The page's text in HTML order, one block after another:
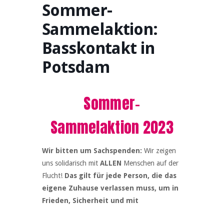
Sommer-
Sammelaktion:
Basskontakt in
Potsdam
Sommer-
Sammelaktion 2023
Wir bitten um Sachspenden: Wir zeigen
uns solidarisch mit ALLEN Menschen auf der
Flucht! Das gilt für jede Person, die das
eigene Zuhause verlassen muss, um in
Frieden, Sicherheit und mit